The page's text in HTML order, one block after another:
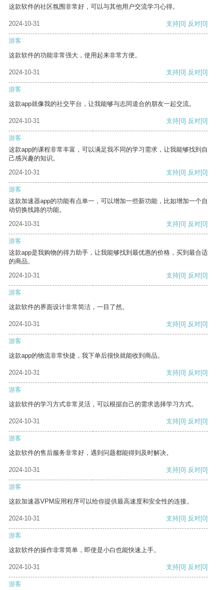
这款软件的社区氛围非常好，可以与其他用户交流学习心得。
2024-10-31 支持[0] 反对[0]
游客
这款软件的功能非常强大，使用起来非常方便。
2024-10-31 支持[0] 反对[0]
游客
这款app就像我的社交平台，让我能够与志同道合的朋友一起交流。
2024-10-31 支持[0] 反对[0]
游客
这款app的课程非常丰富，可以满足我不同的学习需求，让我能够找到自
己感兴趣的知识。
2024-10-31
支持[0] 反对[0]
游客
这款加速器app的功能有点单一，可以增加一些新功能，比如增加一个自
动切换线路的功能。
2024-10-31
支持[0] 反对[0]
游客
这款app是我购物的得力助手，让我能够找到最优惠的价格，买到最合适
的商品。
2024-10-31
支持[0] 反对[0]
游客
这款软件的界面设计非常简洁，一目了然。
2024-10-31 支持[0] 反对[0]
游客
这款app的物流非常快捷，我下单后很快就能收到商品。
2024-10-31 支持[0] 反对[0]
游客
这款软件的学习方式非常灵活，可以根据自己的需求选择学习方式。
2024-10-31 支持[0] 反对[0]
游客
这款软件的售后服务非常好，遇到问题都能得到及时解决。
2024-10-31 支持[0] 反对[0]
游客
这款加速器VPM应用程序可以给你提供最高速度和安全性的连接。
2024-10-31 支持[0] 反对[0]
游客
这款软件的操作非常简单，即使是小白也能快速上手。
2024-10-31 支持[0] 反对[0]
游客